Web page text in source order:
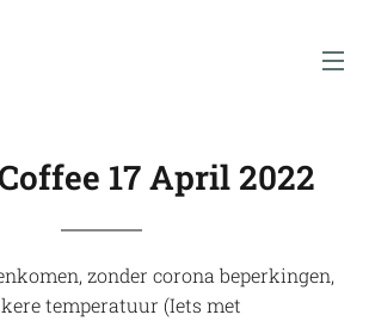
17 April 2022
zonder corona beperkingen,
temperatuur (Iets met